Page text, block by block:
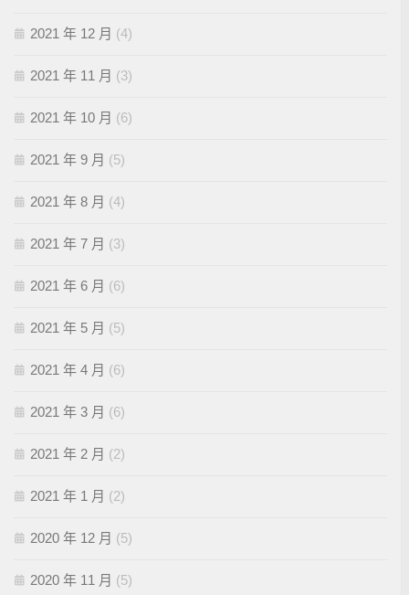
2021 年 12 月 (4)
2021 年 11 月 (3)
2021 年 10 月 (6)
2021 年 9 月 (5)
2021 年 8 月 (4)
2021 年 7 月 (3)
2021 年 6 月 (6)
2021 年 5 月 (5)
2021 年 4 月 (6)
2021 年 3 月 (6)
2021 年 2 月 (2)
2021 年 1 月 (2)
2020 年 12 月 (5)
2020 年 11 月 (5)